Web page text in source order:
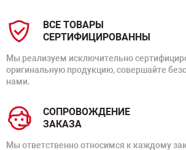
ВСЕ ТОВАРЫ
СЕРТИФИЦИРОВАННЫ
Мы реализуем исключительно
оригинальную продукцию, совершайте
нами.
СОПРОВОЖДЕНИЕ
ЗАКАЗА
Мы ответственно относимся к каждому